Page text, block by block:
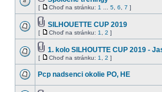
[ Choď na stránku: 1 5 6 7 ]
SILHOUETTE CUP 2019
[ Choď na stránku: 1 2 ]
1. kolo SILHOUTTE CUP 2019 -
[ Choď na stránku: 1 2 ]
Pcp nadsenci okolie PO, HE